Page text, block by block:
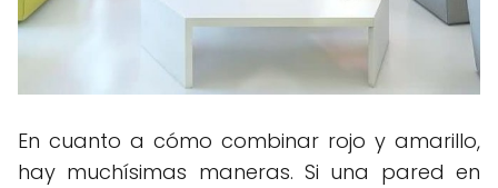
En cuanto a cómo combinar rojo y amarillo,
hay muchísimas maneras. Si una pared en